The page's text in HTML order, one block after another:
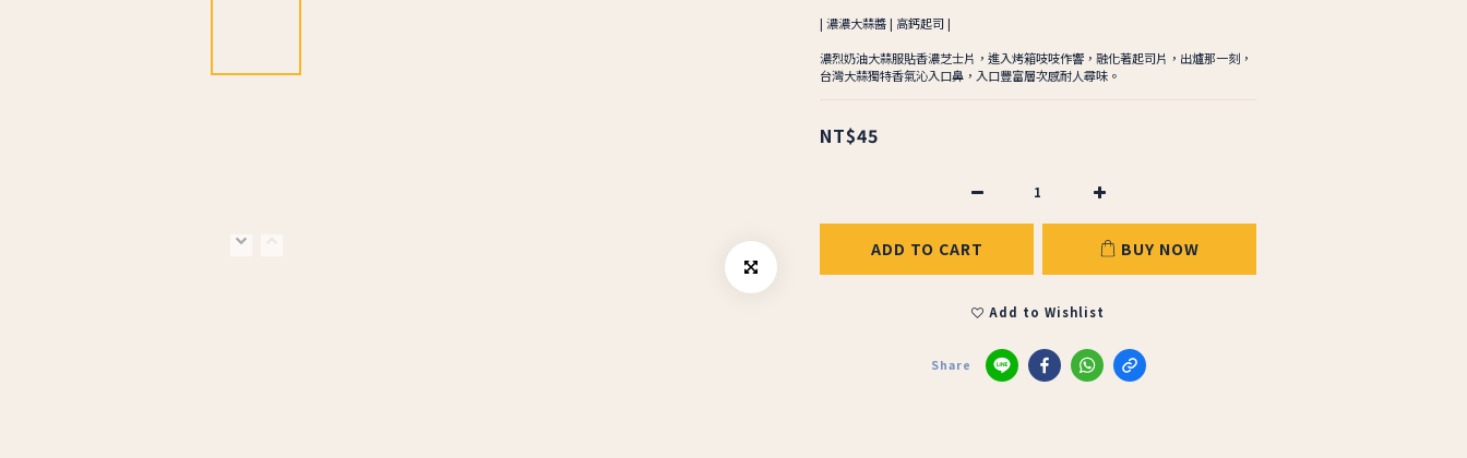
| 濃濃大蒜醬 | 高鈣起司 |
濃烈奶油大蒜服貼香濃芝士片，進入烤箱吱吱作響，融化著起司片，出爐那一刻，
台灣大蒜獨特香氣沁入口鼻，入口豐富層次感耐人尋味。
NT$45
ADD TO CART BUY NOW
Add to Wishlist
Share